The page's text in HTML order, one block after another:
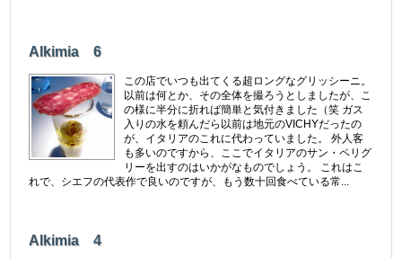
Alkimia 6
この店でいつも出てくる超ロングなグリッシーニ。
以前は何とか、その全体を撮ろうとしましたが、こ
の様に半分に折れば簡単と気付きました（笑 ガス
入りの水を頼んだら以前は地元のVICHYだったの
が、イタリアのこれに代わっていました。 外人客
も多いのですから、ここでイタリアのサン・ペリグ
リーを出すのはいかがなものでしょう。 これはこ
れで、シエフの代表作で良いのですが、もう数十回食べている常...
Alkimia 4